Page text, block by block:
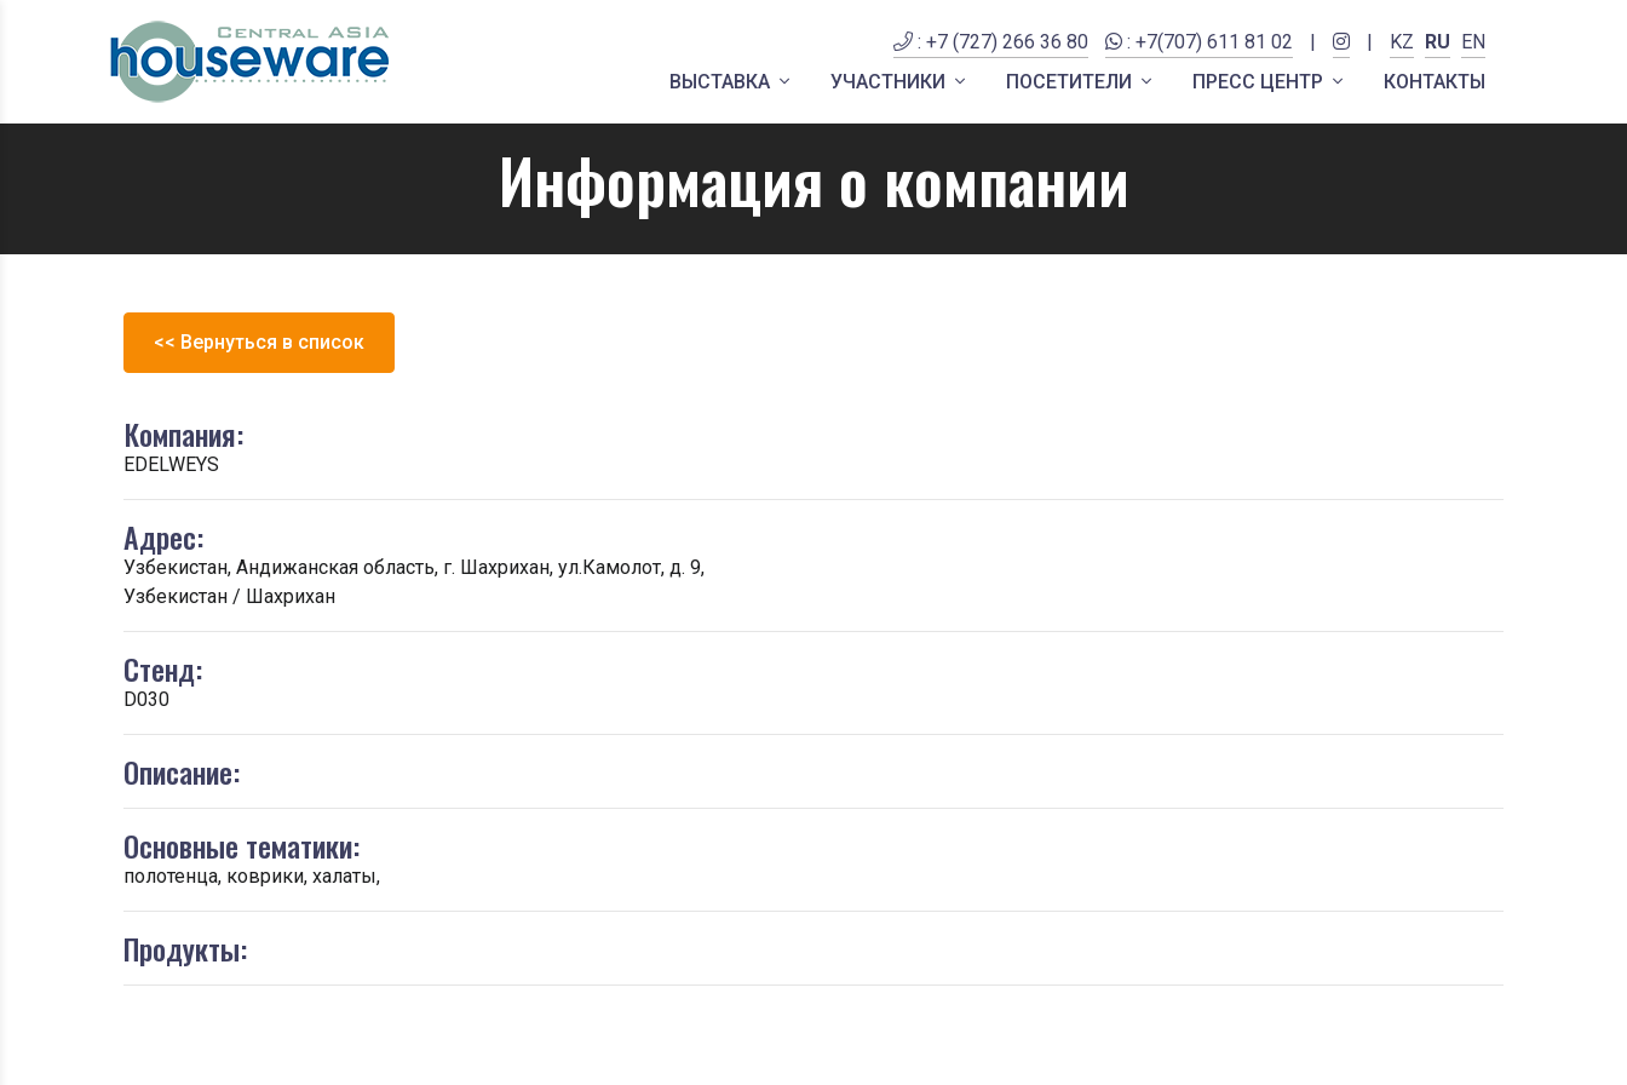
: +7 (727) 266 36 80 : +7(707) 611 81 02 | | KZ RU EN
ВЫСТАВКА
УЧАСТНИКИ ПОСЕТИТЕЛИ ПРЕСС ЦЕНТР КОНТАКТЫ
Информация о компании
<< Вернуться в список
Компания:
EDELWEYS
Адрес:
Узбекистан, Андижанская область, г. Шахрихан, ул.Камолот, д. 9,
Узбекистан / Шахрихан
Стенд:
D030
Описание:
Основные тематики:
полотенца, коврики, халаты,
Продукты: